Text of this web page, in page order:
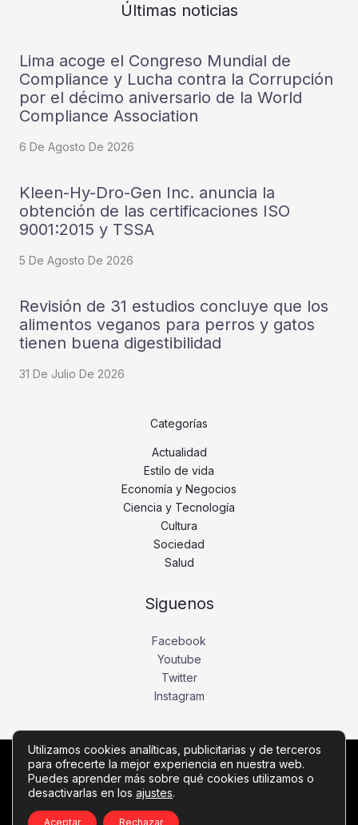
Últimas noticias
Lima acoge el Congreso Mundial de
Compliance y Lucha contra la Corrupción
por el décimo aniversario de la World
Compliance Association
6 De Agosto De 2026
Kleen-Hy-Dro-Gen Inc. anuncia la
obtención de las certificaciones ISO
9001:2015 y TSSA
5 De Agosto De 2026
Revisión de 31 estudios concluye que los
alimentos veganos para perros y gatos
tienen buena digestibilidad
31 De Julio De 2026
Categorías
Actualidad
Estilo de vida
Economía y Negocios
Ciencia y Tecnología
Cultura
Sociedad
Salud
Siguenos
Facebook
Youtube
Twitter
Instagram
Copyright © Todos los derechos reservados -
vozdelima.com
Política de privacidad-Política de cookies
Utilizamos cookies analíticas, publicitarias y de terceros
para ofrecerte la mejor experiencia en nuestra web.
Puedes aprender más sobre qué cookies utilizamos o
desactivarlas en los ajustes.
Aceptar Rechazar